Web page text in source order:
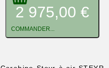
2 975,00 €
COMMANDER...